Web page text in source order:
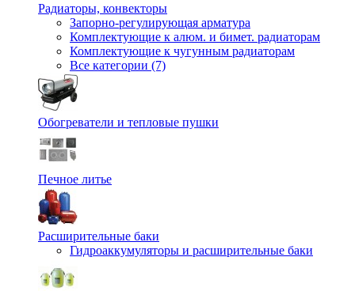
Радиаторы, конвекторы
Запорно-регулирующая арматура
Комплектующие к алюм. и бимет. радиаторам
Комплектующие к чугунным радиаторам
Все категории (7)
Обогреватели и тепловые пушки
Печное литье
Расширительные баки
Гидроаккумуляторы и расширительные баки